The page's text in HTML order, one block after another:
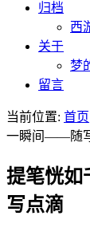
归档
西
关于
梦
留言
当前位置: 首页
一瞬间——随
提笔恍
写点滴